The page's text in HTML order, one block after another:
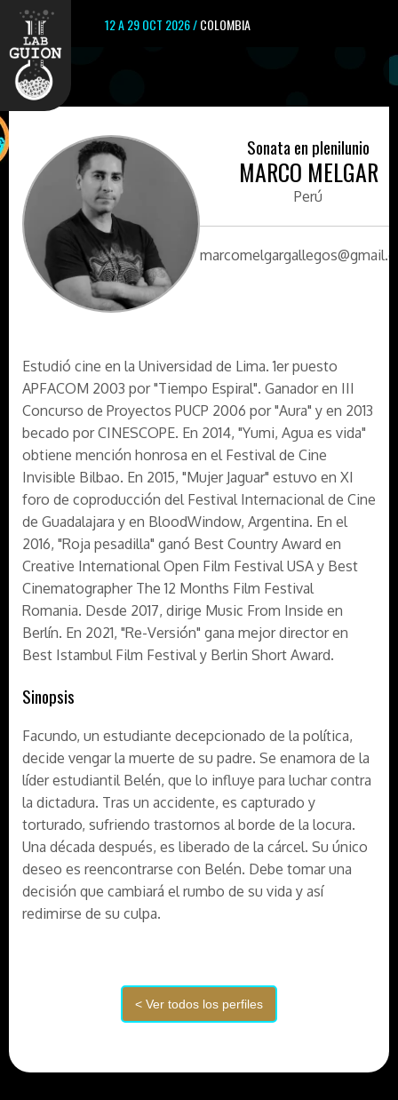
12 A 29 OCT 2026 /COLOMBIA
Sonata en plenilunio
MARCO MELGAR
Perú
Estudió cine en la Universidad de Lima. 1er puesto
APFACOM 2003 por "Tiempo Espiral". Ganador en III
Concurso de Proyectos PUCP 2006 por "Aura" y en 2013
becado por CINESCOPE. En 2014, "Yumi, Agua es vida"
obtiene mención honrosa en el Festival de Cine
Invisible Bilbao. En 2015, "Mujer Jaguar" estuvo en XI
foro de coproducción del Festival Internacional de Cine
de Guadalajara y en BloodWindow, Argentina. En el
2016, "Roja pesadilla" ganó Best Country Award en
Creative International Open Film Festival USA y Best
Cinematographer The 12 Months Film Festival
Romania. Desde 2017, dirige Music From Inside en
Berlín. En 2021, "Re-Versión" gana mejor director en
Best Istambul Film Festival y Berlin Short Award.
Sinopsis
Facundo, un estudiante decepcionado de la política,
decide vengar la muerte de su padre. Se enamora de la
líder estudiantil Belén, que lo influye para luchar contra
la dictadura. Tras un accidente, es capturado y
torturado, sufriendo trastornos al borde de la locura.
Una década después, es liberado de la cárcel. Su único
deseo es reencontrarse con Belén. Debe tomar una
decisión que cambiará el rumbo de su vida y así
redimirse de su culpa.